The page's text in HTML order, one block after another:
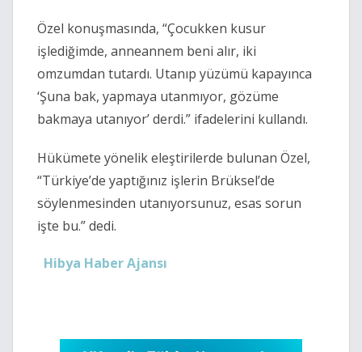
Özel konuşmasında, “Çocukken kusur
işlediğimde, anneannem beni alır, iki
omzumdan tutardı. Utanıp yüzümü kapayınca
‘Şuna bak, yapmaya utanmıyor, gözüme
bakmaya utanıyor’ derdi.” ifadelerini kullandı.
Hükümete yönelik eleştirilerde bulunan Özel,
“Türkiye’de yaptığınız işlerin Brüksel’de
söylenmesinden utanıyorsunuz, esas sorun
işte bu.” dedi.
Hibya Haber Ajansı